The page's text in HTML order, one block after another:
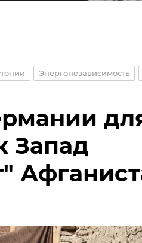
Энергонезависимость
Запад